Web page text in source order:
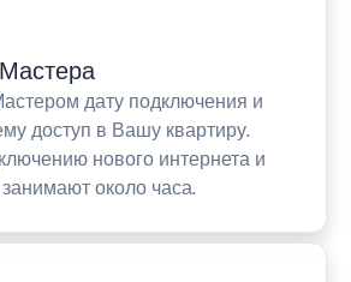
дату подключения и
доступ в Вашу квартиру.
нового интернета и
около часа.